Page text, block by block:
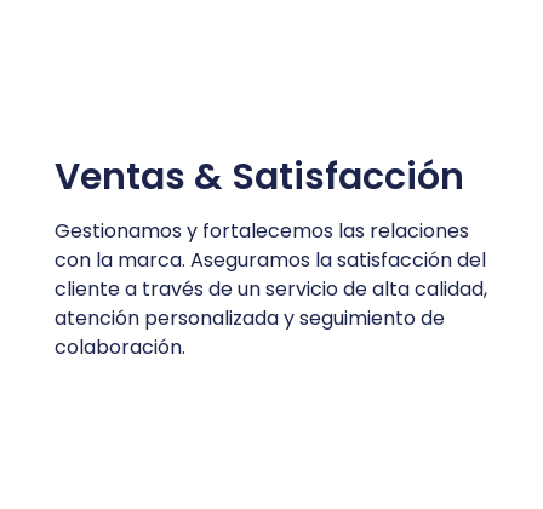
Ventas & Satisfacción
Gestionamos y fortalecemos las relaciones
con la marca. Aseguramos la satisfacción del
cliente a través de un servicio de alta calidad,
atención personalizada y seguimiento de
colaboración.